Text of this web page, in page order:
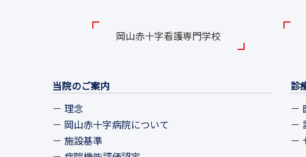
岡山赤十字看護専門学校
当院のご案内
理念
岡山赤十字病院について
施設基準
診